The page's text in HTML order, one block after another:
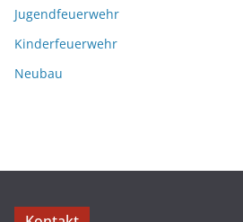
Jugendfeuerwehr
Kinderfeuerwehr
Neubau